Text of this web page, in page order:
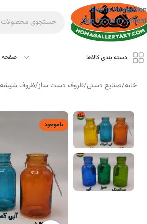
محتوا
Skip to navigation
Skip to main content
دسته بندی کالاها صفحه
خانه/صنایع دستی/ظروف دست ساز/ظروف
ناموجود